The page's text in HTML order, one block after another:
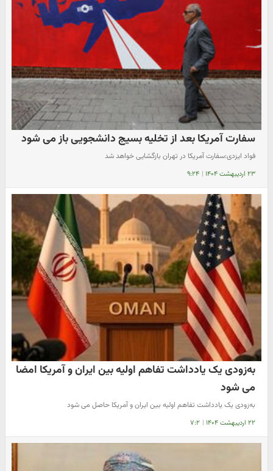
سفارت آمریکا بعد از تخلیه بسیج دانشجویی باز می شود
فواد ایزدی:سفارت آمریکا در تهران بازگشایی خواهد شد
۲۳ اردیبهشت ۱۴۰۴ | ۹:۲۴
به‌زودی یک یادداشت تفاهم اولیه بین ایران و آمریکا امضا
می شود
به‌زودی یک یادداشت تفاهم اولیه بین ایران و آمریکا حاصل می شود
۲۲ اردیبهشت ۱۴۰۴ | ۷:۲